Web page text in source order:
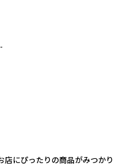
店にぴったりの商品がみつかり